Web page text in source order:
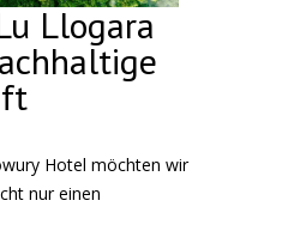
Llogara
Hotel möchten wir
nur einen